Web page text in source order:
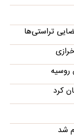
تراستی‌ها
کرد
شد